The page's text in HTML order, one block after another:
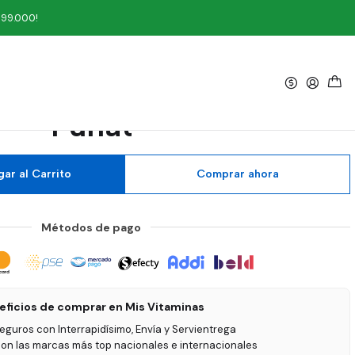
Funat
con Zinc 45 Gomas
Funat
al Carrito Comprar ahora
Métodos de pago
de comprar en Mis Vitaminas
con Interrapidísimo, Envía y Servientrega
las marcas más top nacionales e internacionales